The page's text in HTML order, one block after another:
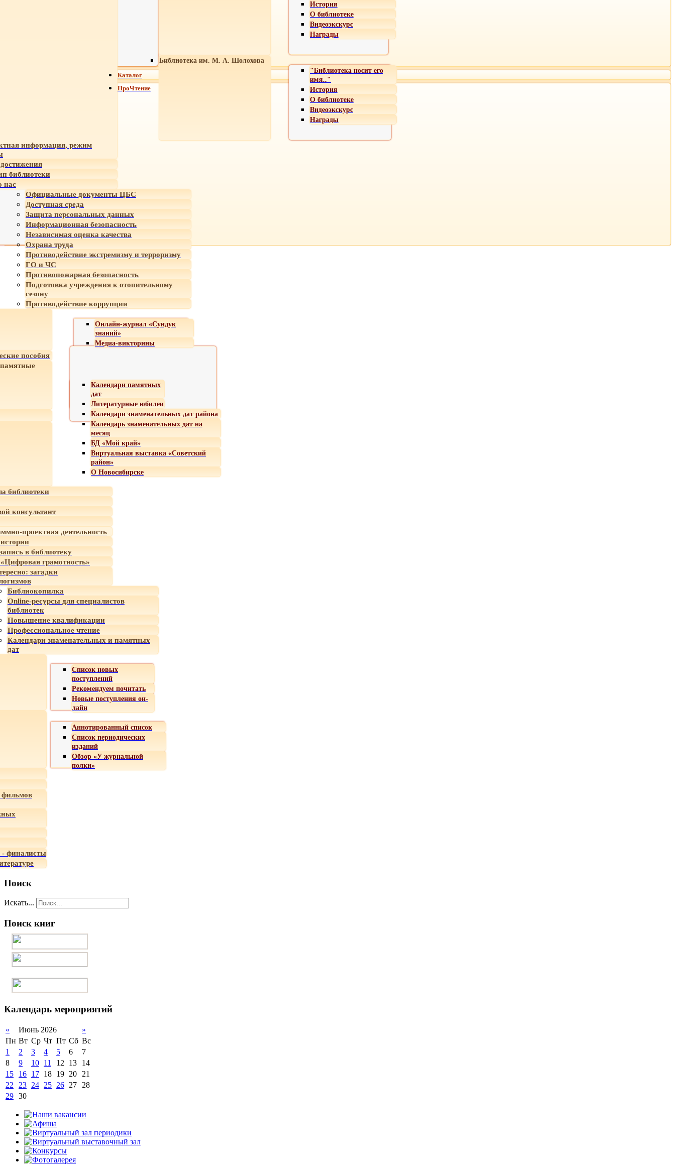
История
О библиотеке
Видеоэкскурс
Награды
Библиотека им. М. А. Шолохова
"Библиотека носит его
имя.."
История
О библиотеке
Видеоэкскурс
Награды
информация, режим
библиотеки
нас
Официальные документы ЦБС
Доступная среда
Защита персональных данных
Информационная безопасность
Независимая оценка качества
Охрана труда
Противодействие экстремизму и терроризму
ГО и ЧС
Противопожарная безопасность
Подготовка учреждения к отопительному
сезону
Противодействие коррупции
Онлайн-журнал «Сундук
знаний»
Медиа-викторины
пособия
Календари памятных
дат
Литературные юбилеи
Календари знаменательных дат района
Календарь знаменательных дат на
месяц
БД «Мой край»
Виртуальная выставка «Советский
район»
О Новосибирске
библиотеки
консультант
проектная деятельность
в библиотеку
грамотность»
загадки
Библиокопилка
Online-ресурсы для специалистов
библиотек
Повышение квалификации
Профессиональное чтение
Календари знаменательных и памятных
дат
Каталог
ПроЧтение
Список новых
поступлений
Рекомендуем почитать
Новые поступления он-
лайн
Аннотированный список
Список периодических
изданий
Обзор «У журнальной
полки»
- финалисты
Поиск
Искать...
Поиск книг
Календарь мероприятий
« Июнь 2026
»
Пн Вт Ср Чт Пт Сб Вс
1
2 3 4 5 6
7
8
9 10 11 12 13
14
15
16 17 18 19 20
21
22
23 24 25 26 27
28
29 30